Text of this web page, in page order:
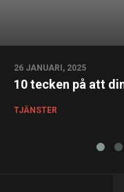
26 JANUARI, 2025
10 tecken på att
TJÄNSTER